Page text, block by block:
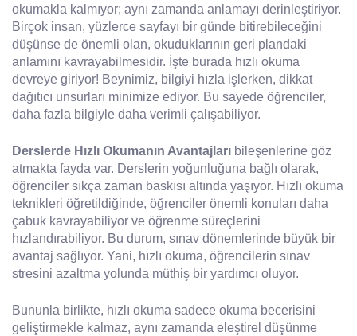
okumakla kalmıyor; aynı zamanda anlamayı derinleştiriyor.
Birçok insan, yüzlerce sayfayı bir günde bitirebileceğini
düşünse de önemli olan, okuduklarının geri plandaki
anlamını kavrayabilmesidir. İşte burada hızlı okuma
devreye giriyor! Beynimiz, bilgiyi hızla işlerken, dikkat
dağıtıcı unsurları minimize ediyor. Bu sayede öğrenciler,
daha fazla bilgiyle daha verimli çalışabiliyor.
Derslerde Hızlı Okumanın Avantajları bileşenlerine göz
atmakta fayda var. Derslerin yoğunluğuna bağlı olarak,
öğrenciler sıkça zaman baskısı altında yaşıyor. Hızlı okuma
teknikleri öğretildiğinde, öğrenciler önemli konuları daha
çabuk kavrayabiliyor ve öğrenme süreçlerini
hızlandırabiliyor. Bu durum, sınav dönemlerinde büyük bir
avantaj sağlıyor. Yani, hızlı okuma, öğrencilerin sınav
stresini azaltma yolunda müthiş bir yardımcı oluyor.
Bununla birlikte, hızlı okuma sadece okuma becerisini
geliştirmekle kalmaz, aynı zamanda eleştirel düşünme